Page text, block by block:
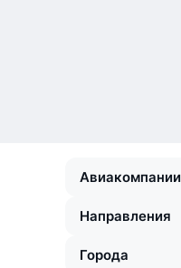
Авиакомпании
Направления
Города